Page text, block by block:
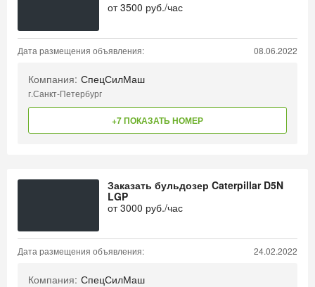
от3500 руб./час
Дата размещения объявления: 08.06.2022
Компания: СпецСилМаш
г.Санкт-Петербург
+7 ПОКАЗАТЬ НОМЕР
Заказать бульдозер Caterpillar D5N
LGP
от3000 руб./час
Дата размещения объявления: 24.02.2022
Компания: СпецСилМаш